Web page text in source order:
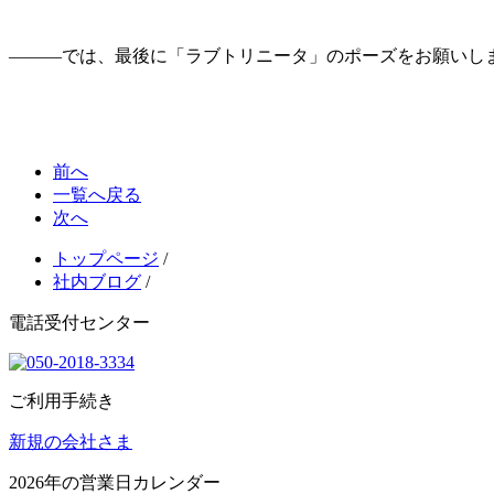
―――では、最後に「ラブトリニータ」のポーズをお願いし
前へ
一覧へ戻る
次へ
トップページ /
社内ブログ /
電話受付センター
ご利用手続き
新規の会社さま
2026年の営業日カレンダー